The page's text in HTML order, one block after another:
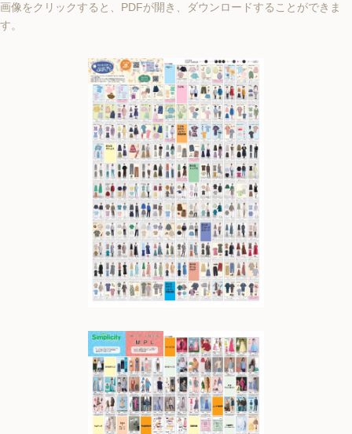
画像をクリックすると、PDFが開き、ダウンロードすることができま
す。